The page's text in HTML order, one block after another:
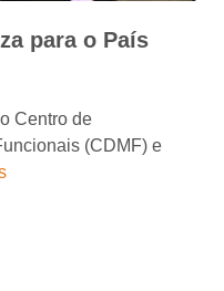
para o País
Centro de
(CDMF) e